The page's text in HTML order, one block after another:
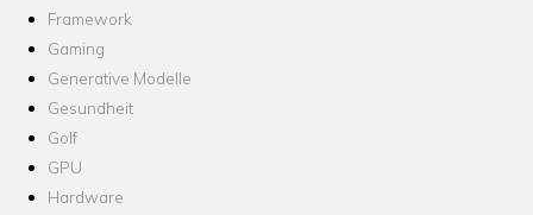
Framework
Gaming
Generative Modelle
Gesundheit
Golf
GPU
Hardware